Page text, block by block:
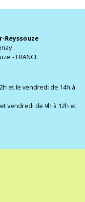
Reyssouze
- FRANCE
et le vendredi de 14h à
vendredi de 9h à 12h et